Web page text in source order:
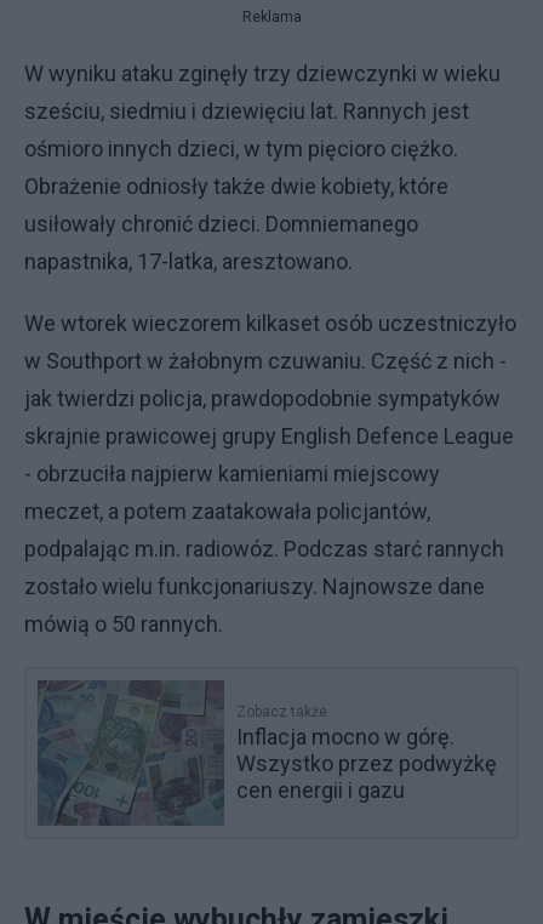
Reklama
W wyniku ataku zginęły trzy dziewczynki w wieku
sześciu, siedmiu i dziewięciu lat. Rannych jest
ośmioro innych dzieci, w tym pięcioro ciężko.
Obrażenie odniosły także dwie kobiety, które
usiłowały chronić dzieci. Domniemanego
napastnika, 17-latka, aresztowano.
We wtorek wieczorem kilkaset osób uczestniczyło
w Southport w żałobnym czuwaniu. Część z nich -
jak twierdzi policja, prawdopodobnie sympatyków
skrajnie prawicowej grupy English Defence League
- obrzuciła najpierw kamieniami miejscowy
meczet, a potem zaatakowała policjantów,
podpalając m.in. radiowóz. Podczas starć rannych
zostało wielu funkcjonariuszy. Najnowsze dane
mówią o 50 rannych.
Zobacz także
Inflacja mocno w górę.
Wszystko przez podwyżkę
cen energii i gazu